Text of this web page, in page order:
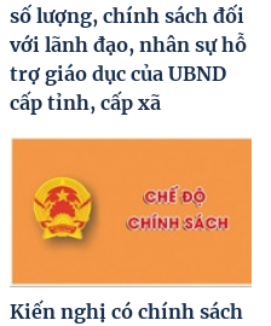
số lượng, chính sách đối
với lãnh đạo, nhân sự hỗ
trợ giáo dục của UBND
cấp tỉnh, cấp xã
Kiến nghị có chính sách